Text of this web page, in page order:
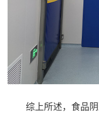
综上所述，食品阴